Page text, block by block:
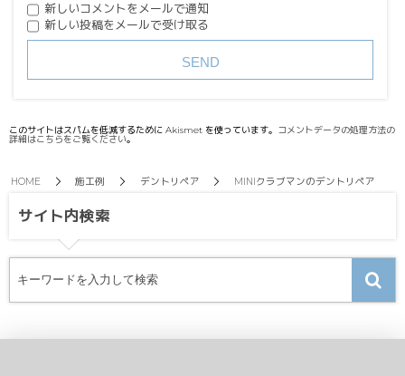
新しいコメントをメールで通知
新しい投稿をメールで受け取る
このサイトはスパムを低減するために Akismet を使っています。 コメントデータの処理方法の
詳細はこちらをご覧ください。
HOME 施工例 デントリペア MINIクラブマンのデントリペア
サイト内検索